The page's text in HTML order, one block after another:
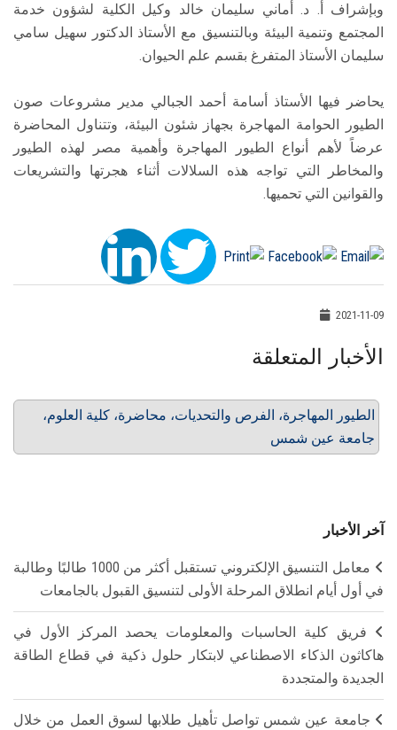
وبإشراف أ. د. أماني سليمان خالد وكيل الكلية لشؤون خدمة
المجتمع وتنمية البيئة وبالتنسيق مع الأستاذ الدكتور سهيل سامي
سليمان الأستاذ المتفرغ بقسم علم الحيوان.
يحاضر فيها الأستاذ أسامة أحمد الجبالي مدير مشروعات صون
الطيور الحوامة المهاجرة بجهاز شئون البيئة، وتتناول المحاضرة
عرضاً لأهم أنواع الطيور المهاجرة وأهمية مصر لهذه الطيور
والمخاطر التي تواجه هذه السلالات أثناء هجرتها والتشريعات
والقوانين التي تحميها.
2021-11-09
الأخبار المتعلقة
الطيور المهاجرة، الفرص والتحديات، محاضرة، كلية العلوم،
جامعة عين شمس
آخر الأخبار
معامل التنسيق الإلكتروني تستقبل أكثر من 1000 طالبًا وطالبة
في أول أيام انطلاق المرحلة الأولى لتنسيق القبول بالجامعات
فريق كلية الحاسبات والمعلومات يحصد المركز الأول في
هاكاثون الذكاء الاصطناعي لابتكار حلول ذكية في قطاع الطاقة
الجديدة والمتجددة
جامعة عين شمس تواصل تأهيل طلابها لسوق العمل من خلال